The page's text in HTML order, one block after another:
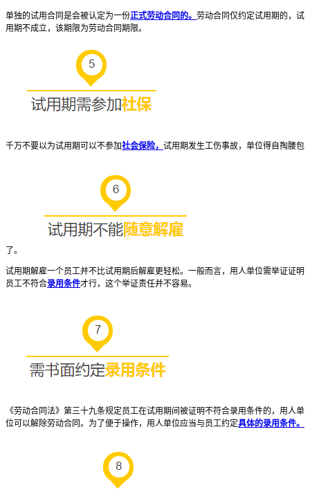
单独的试用合同是会被认定为一份正式劳动合同的。 劳动合同仅约定试用期的，试
用期不成立，该期限为劳动合同期限。
千万不要以为试用期可以不参加社会保险， 试用期发生工伤事故，单位得自掏腰包
了。
试用期解雇一个员工并不比试用期后解雇更轻松。一般而言，用人单位需举证证明
员工不符合录用条件才行，这个举证责任并不容易。
《劳动合同法》第三十九条规定员工在试用期间被证明不符合录用条件的，用人单
位可以解除劳动合同。为了便于操作，用人单位应当与员工约定具体的录用条件。